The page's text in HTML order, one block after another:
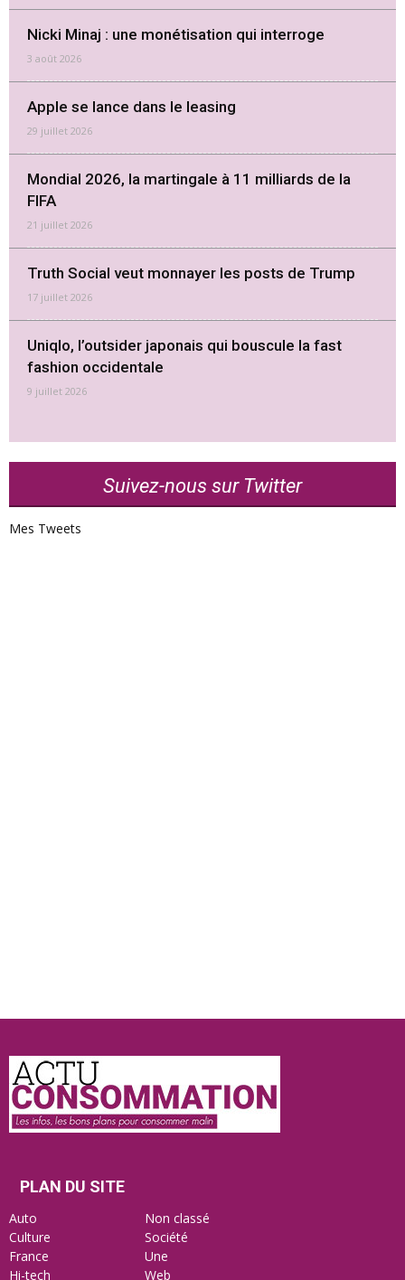
Nicki Minaj : une monétisation qui interroge
3 août 2026
Apple se lance dans le leasing
29 juillet 2026
Mondial 2026, la martingale à 11 milliards de la
FIFA
21 juillet 2026
Truth Social veut monnayer les posts de Trump
17 juillet 2026
Uniqlo, l’outsider japonais qui bouscule la fast
fashion occidentale
9 juillet 2026
Suivez-nous sur Twitter
Mes Tweets
PLAN DU SITE
Auto
Non classé
Culture
Société
France
Une
Hi-tech
Web